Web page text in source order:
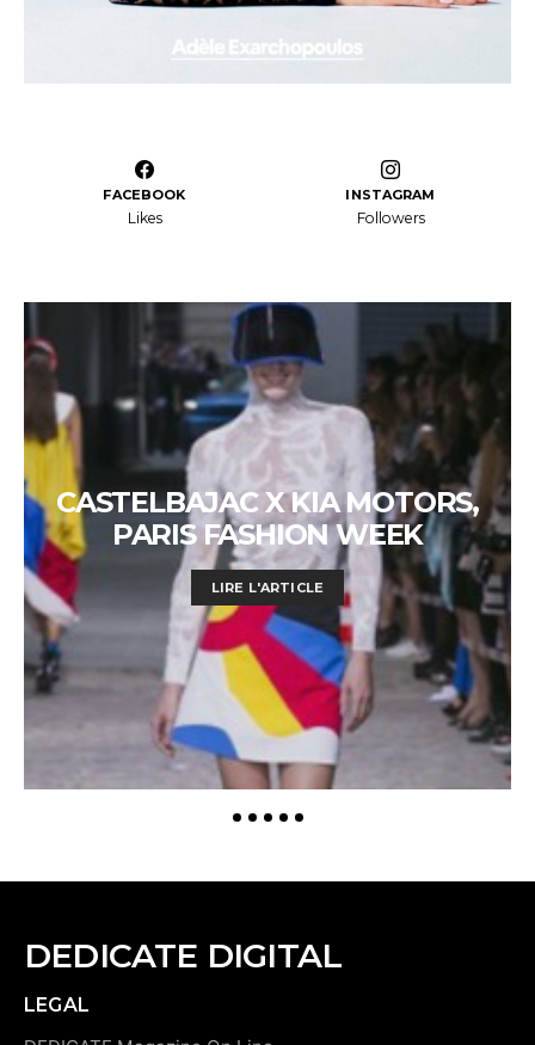
FACEBOOK
Likes
INSTAGRAM
Followers
CASTELBAJAC X KIA MOTORS,
PARIS FASHION WEEK
LIRE L'ARTICLE
DEDICATE DIGITAL
LEGAL